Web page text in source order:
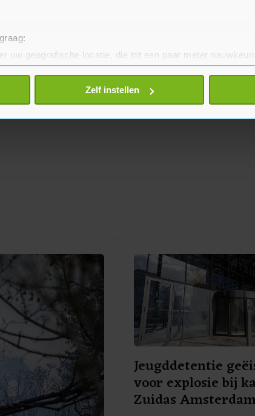
uw geografische locatie, die tot een paar meter
het actief te scannen op specifieke eigenschappen
gegevens worden verwerkt en stel uw voorkeuren in het
of intrekken in de Cookieverklaring.
Zelf instellen
Jeugddetentie
voor explosie bij
Zuidas